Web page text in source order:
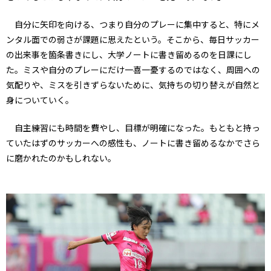
自分に矢印を向ける、つまり自分のプレーに集中すると、特にメ
ンタル面での弱さが課題に思えたという。そこから、毎日サッカー
の出来事を箇条書きにし、大学ノートに書き留めるのを日課にし
た。ミスや自分のプレーにだけ一喜一憂するのではなく、周囲への
気配りや、ミスを引きずらないために、気持ちの切り替えが自然と
身についていく。
自主練習にも時間を費やし、目標が明確になった。もともと持っ
ていたはずのサッカーへの感性も、ノートに書き留めるなかでさら
に磨かれたのかもしれない。